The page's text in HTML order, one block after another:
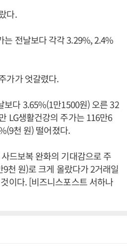
다.
는 전날보다 각각 3.29%, 2.4%
가가 엇갈렸다.
보다 3.65%(1만1500원) 오른 32
LG생활건강의 주가는 116만6
천 원) 떨어졌다.
드보복 완화의 기대감으로 주
천 원)로 크게 올랐다가 2거래일
이다. [비즈니스포스트 서하나